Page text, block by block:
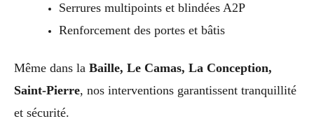
Serrures multipoints et blindées A2P
Renforcement des portes et bâtis
Même dans la Baille, Le Camas, La Conception,
Saint-Pierre, nos interventions garantissent tranquillité
et sécurité.